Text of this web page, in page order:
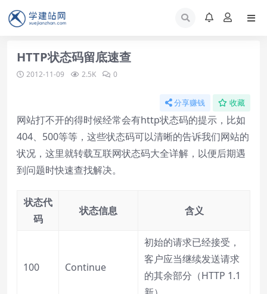
HTTP状态码留底速查
2012-11-09 2.5K 0
分享赚钱 收藏
网站打不开的得时候经常会有http状态码的提示，比如
404、500等等，这些状态码可以清晰的告诉我们网站的
状况，这里就转载互联网状态码大全详解，以便后期遇
到问题时快速查找解决。
状态代
码
状态信息 含义
100 Continue
初始的请求已经接受，
客户应当继续发送请求
的其余部分（HTTP 1.1